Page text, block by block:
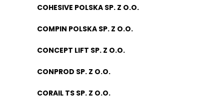
COHESIVE POLSKA SP. Z O.O.
COMPIN POLSKA SP. Z O.O.
CONCEPT LIFT SP. Z O.O.
CONPROD SP. Z O.O.
CORAIL TS SP. Z O.O.